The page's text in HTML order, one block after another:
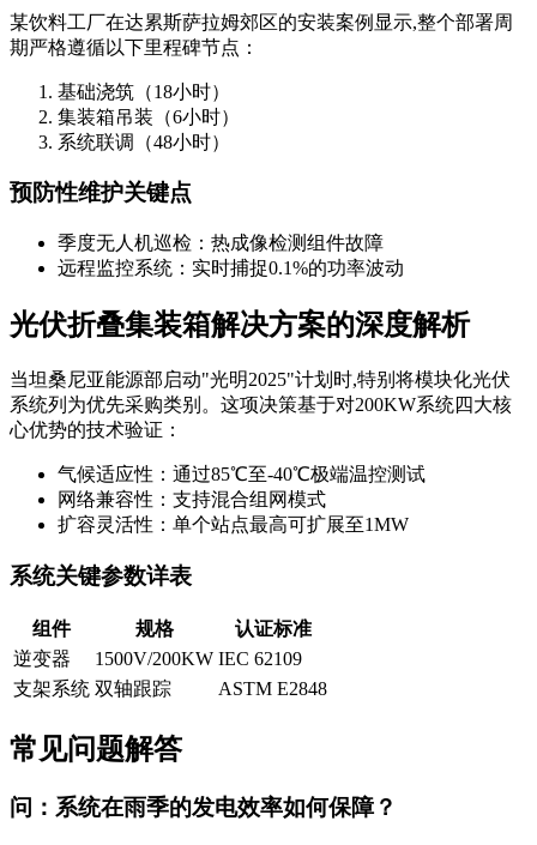
某饮料工厂在达累斯萨拉姆郊区的安装案例显示,整个部署周
期严格遵循以下里程碑节点：
基础浇筑（18小时）
集装箱吊装（6小时）
系统联调（48小时）
预防性维护关键点
季度无人机巡检：热成像检测组件故障
远程监控系统：实时捕捉0.1%的功率波动
光伏折叠集装箱解决方案的深度解析
当坦桑尼亚能源部启动"光明2025"计划时,特别将模块化光伏
系统列为优先采购类别。这项决策基于对200KW系统四大核
心优势的技术验证：
气候适应性：通过85℃至-40℃极端温控测试
网络兼容性：支持混合组网模式
扩容灵活性：单个站点最高可扩展至1MW
系统关键参数详表
组件 规格
认证标准
逆变器
1500V/200KW IEC 62109
支架系统 双轴跟踪 ASTM E2848
常见问题解答
问：系统在雨季的发电效率如何保障？